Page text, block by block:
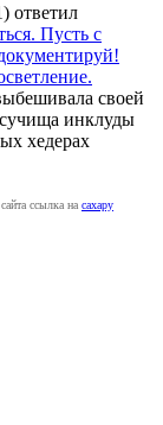
ответил
Пусть с
своей
инклуды
хедерах
ссылка на caxapу